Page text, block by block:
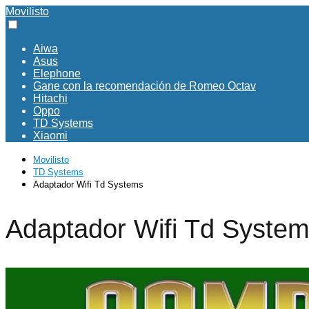
Movilisto
Aiwa
Asus
Elephone
Gane con la recomendación de Romeo Octav
Hitachi
Oppo
TD Systems
Xiaomi
Movilisto
TD Systems
Adaptador Wifi Td Systems
Adaptador Wifi Td